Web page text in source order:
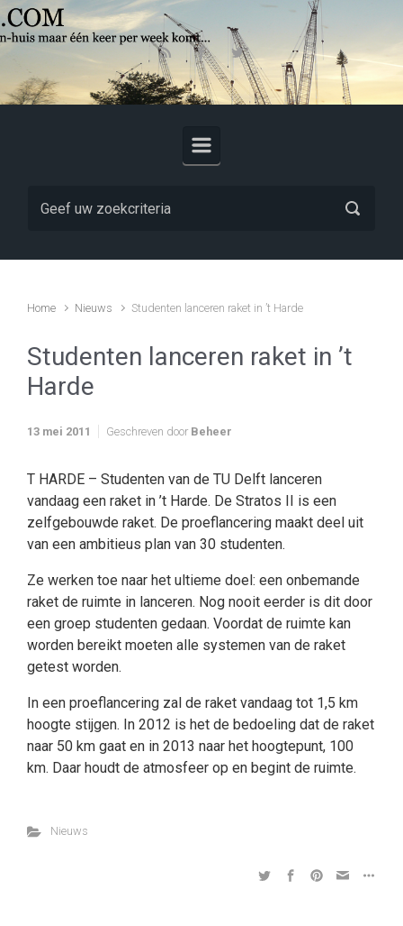
Skip to main content
Home Nieuws Studenten lanceren raket in ’t Harde
Studenten lanceren raket in ’t
Harde
13 mei 2011 Geschreven door Beheer
T HARDE – Studenten van de TU Delft lanceren
vandaag een raket in ’t Harde. De Stratos II is een
zelfgebouwde raket. De proeflancering maakt deel uit
van een ambitieus plan van 30 studenten.
Ze werken toe naar het ultieme doel: een onbemande
raket de ruimte in lanceren. Nog nooit eerder is dit door
een groep studenten gedaan. Voordat de ruimte kan
worden bereikt moeten alle systemen van de raket
getest worden.
In een proeflancering zal de raket vandaag tot 1,5 km
hoogte stijgen. In 2012 is het de bedoeling dat de raket
naar 50 km gaat en in 2013 naar het hoogtepunt, 100
km. Daar houdt de atmosfeer op en begint de ruimte.
Nieuws